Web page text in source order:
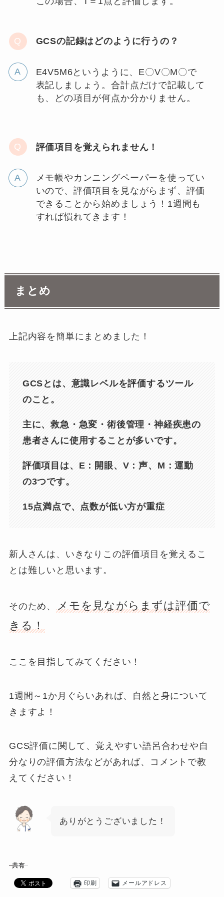
GCSの記録はどのように行うの？
E4V5M6というように、E〇V〇M〇で
表記しましょう。合計点だけで記載して
も、どの項目が何点か分かりません。
評価項目を覚えられません！
メモ帳やカンニングペーパーを使ってい
いので、評価項目を見ながらまず、評価
できることから始めましょう！1週間も
すれば慣れてきます！
まとめ
上記内容を簡単にまとめました！
GCSとは、意識レベルを評価するツール
のこと。
主に、救急・急変・術後管理・神経疾患の
患者さんに使用することが多いです。
評価項目は、E：開眼、V：声、M：運動
の3つです。
15点満点で、点数が低い方が重症
新人さんは、いきなりこの評価項目を覚えるこ
とは難しいと思います。
そのため、
メモを見ながらまずは評価で
きる！
ここを目指してみてください！
1週間～1か月ぐらいあれば、自然と身について
きますよ！
GCS評価に関して、覚えやすい語呂合わせや自
分なりの評価方法などがあれば、コメントで教
えてください！
ありがとうございました！
共有
印刷 メールアドレス